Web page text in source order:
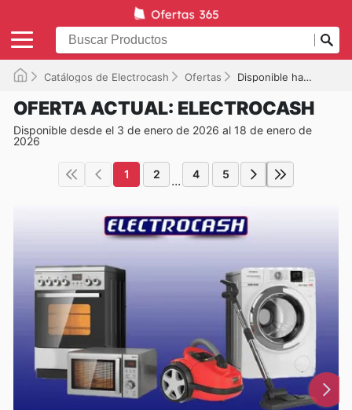
Catálogos de Electrocash Ofertas Disponible hasta el 18/01/2026
OFERTA ACTUAL: ELECTROCASH
Disponible desde el 3 de enero de 2026 al 18 de enero de
2026
1 2 ... 4 5